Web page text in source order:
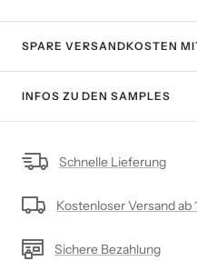
SPARE VERSANDKOSTEN
INFOS ZU DEN SAMPLES
Schnelle Lieferung
Kostenloser Versand ab
Sichere Bezahlung